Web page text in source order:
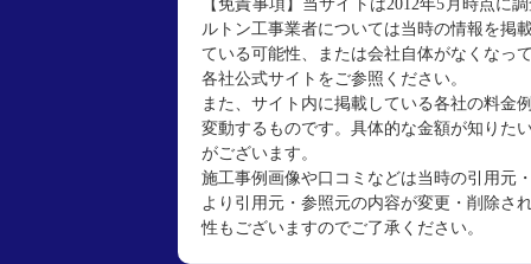
【免責事項】当サイトは2012年5月時点に
ルトン工事業者については当時の情報を掲
ている可能性、または会社自体がなくなっ
各社公式サイトをご参照ください。
また、サイト内に掲載している各社の料金
変動するものです。具体的な金額が知りた
がございます。
施工事例画像や口コミなどは当時の引用元
より引用元・参照元の内容が変更・削除さ
性もございますのでご了承ください。